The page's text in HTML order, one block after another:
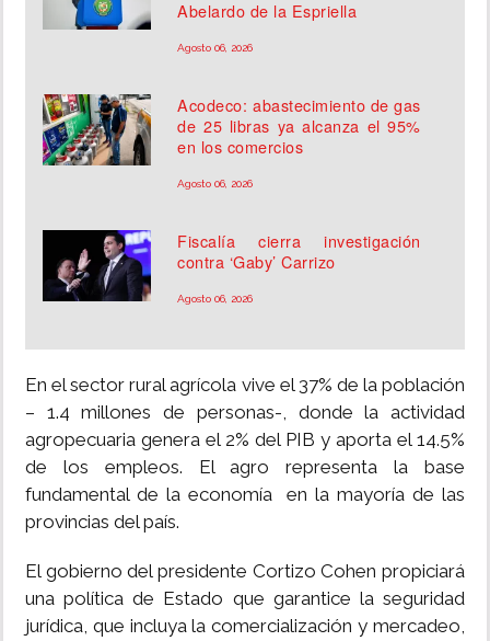
Abelardo de la Espriella
Agosto 06, 2026
Acodeco: abastecimiento de gas
de 25 libras ya alcanza el 95%
en los comercios
Agosto 06, 2026
Fiscalía cierra investigación
contra ‘Gaby’ Carrizo
Agosto 06, 2026
En el sector rural agrícola vive el 37% de la población
– 1.4 millones de personas-, donde la actividad
agropecuaria genera el 2% del PIB y aporta el 14.5%
de los empleos. El agro representa la base
fundamental de la economía en la mayoría de las
provincias del país.
El gobierno del presidente Cortizo Cohen propiciará
una política de Estado que garantice la seguridad
jurídica, que incluya la comercialización y mercadeo,